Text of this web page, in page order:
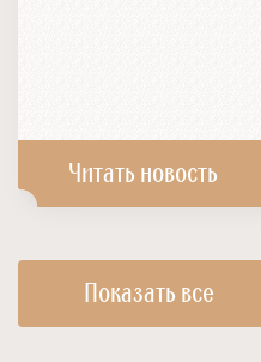
Читать новость
Показать все